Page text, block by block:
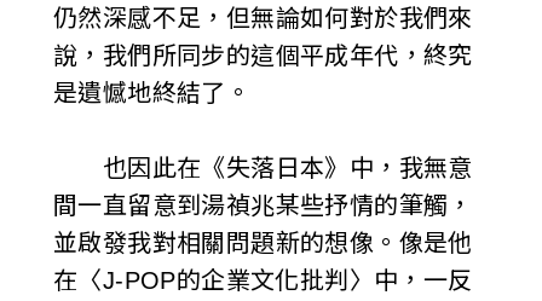
仍然深感不足，但無論如何對於我們來
說，我們所同步的這個平成年代，終究
是遺憾地終結了。
也因此在《失落日本》中，我無意
間一直留意到湯禎兆某些抒情的筆觸，
並啟發我對相關問題新的想像。像是他
在〈J-POP的企業文化批判〉中，一反